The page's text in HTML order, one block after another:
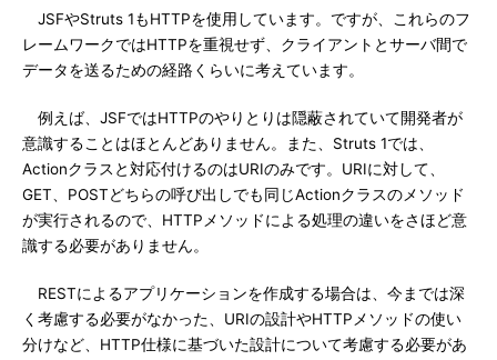
JSFやStruts 1もHTTPを使用しています。ですが、これらのフ
レームワークではHTTPを重視せず、クライアントとサーバ間で
データを送るための経路くらいに考えています。
例えば、JSFではHTTPのやりとりは隠蔽されていて開発者が
意識することはほとんどありません。また、Struts 1では、
Actionクラスと対応付けるのはURIのみです。URIに対して、
GET、POSTどちらの呼び出しでも同じActionクラスのメソッド
が実行されるので、HTTPメソッドによる処理の違いをさほど意
識する必要がありません。
RESTによるアプリケーションを作成する場合は、今までは深
く考慮する必要がなかった、URIの設計やHTTPメソッドの使い
分けなど、HTTP仕様に基づいた設計について考慮する必要があ